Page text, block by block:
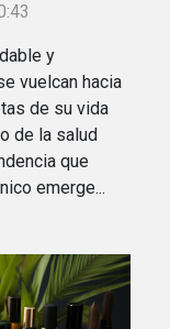
y
vuelcan hacia
de su vida
de la salud
que
emerge...